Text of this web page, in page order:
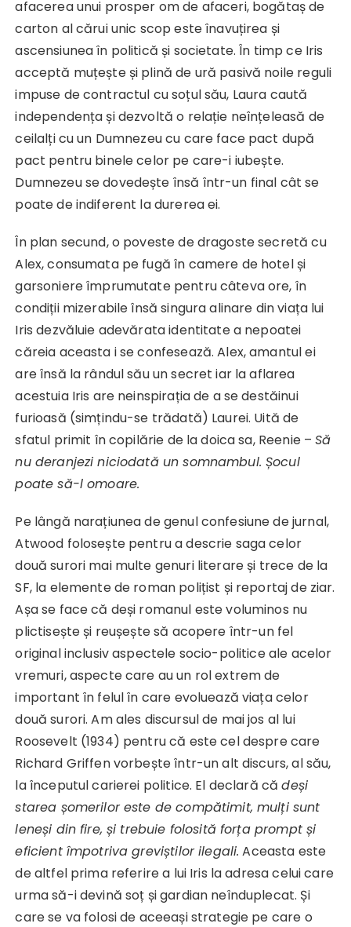
afacerea unui prosper om de afaceri, bogătaș de
carton al cărui unic scop este înavuțirea și
ascensiunea în politică și societate. În timp ce Iris
acceptă muțește și plină de ură pasivă noile reguli
impuse de contractul cu soțul său, Laura caută
independența și dezvoltă o relație neînțeleasă de
ceilalți cu un Dumnezeu cu care face pact după
pact pentru binele celor pe care-i iubește.
Dumnezeu se dovedește însă într-un final cât se
poate de indiferent la durerea ei.
În plan secund, o poveste de dragoste secretă cu
Alex, consumata pe fugă în camere de hotel și
garsoniere împrumutate pentru câteva ore, în
condiții mizerabile însă singura alinare din viața lui
Iris dezvăluie adevărata identitate a nepoatei
căreia aceasta i se confesează. Alex, amantul ei
are însă la rândul său un secret iar la aflarea
acestuia Iris are neinspirația de a se destăinui
furioasă (simțindu-se trădată) Laurei. Uită de
sfatul primit în copilărie de la doica sa, Reenie –Să
nu deranjezi niciodată un somnambul. Șocul
poate să-l omoare.
Pe lângă narațiunea de genul confesiune de jurnal,
Atwood folosește pentru a descrie saga celor
două surori mai multe genuri literare și trece de la
SF, la elemente de roman polițist și reportaj de ziar.
Așa se face că deși romanul este voluminos nu
plictisește și reușește să acopere într-un fel
original inclusiv aspectele socio-politice ale acelor
vremuri, aspecte care au un rol extrem de
important în felul în care evoluează viața celor
două surori. Am ales discursul de mai jos al lui
Roosevelt (1934) pentru că este cel despre care
Richard Griffen vorbește într-un alt discurs, al său,
la începutul carierei politice. El declară cădeși
starea șomerilor este de compătimit, mulți sunt
leneși din fire, și trebuie folosită forța prompt și
eficient împotriva greviștilor ilegali. Aceasta este
de altfel prima referire a lui Iris la adresa celui care
urma să-i devină soț și gardian neînduplecat. Și
care se va folosi de aceeași strategie pe care o